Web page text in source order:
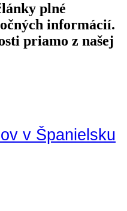
plné
informácií.
priamo z našej
v Španielsku